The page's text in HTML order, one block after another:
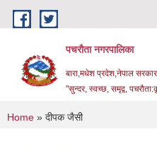
Skip to main content
पचरौता नगरपालिका
बारा,मधेश प्रदेश,नेपाल सरकार
"सुन्दर, स्वच्छ, समृद्व,
You are here
Home » दीपक जैसी